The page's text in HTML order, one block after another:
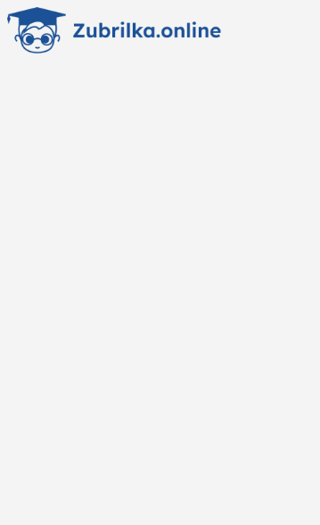
Перейти
содержанию